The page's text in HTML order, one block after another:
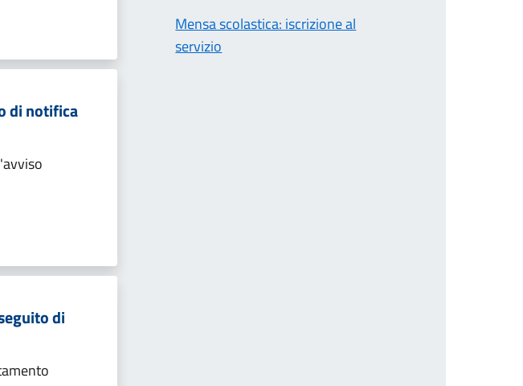
di notifica
di
Mensa scolastica: iscrizione al
servizio